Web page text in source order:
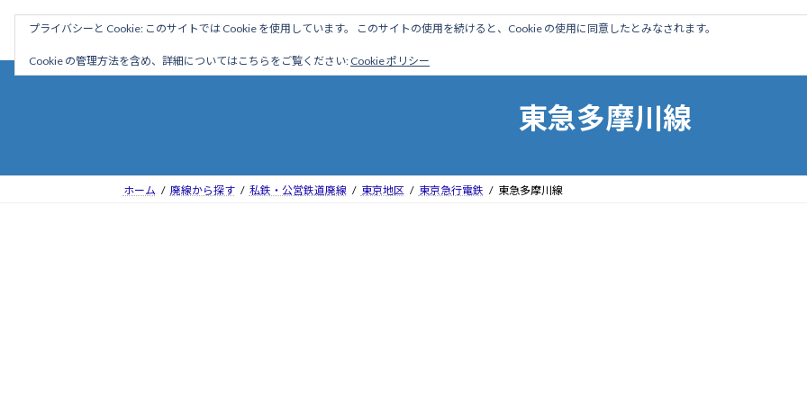
駅名読み方大全 ホーム はじめに 管理人ブログ 営業線から探す
東急多摩川線
ホーム 廃線から探す 私鉄・公営鉄道廃線 東京地区 東京急行電鉄 東急多摩川線
プライバシーと Cookie: このサイトでは Cookie を使用しています。 このサイトの使用を続けると、Cookie の使用に同意したとみなされます。
Cookie の管理方法を含め、詳細についてはこちらをご覧ください: Cookie ポリシー